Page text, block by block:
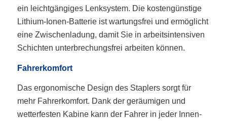
ein leichtgängiges Lenksystem. Die kostengünstige
Lithium-Ionen-Batterie ist wartungsfrei und ermöglicht
eine Zwischenladung, damit Sie in arbeitsintensiven
Schichten unterbrechungsfrei arbeiten können.
Fahrerkomfort
Das ergonomische Design des Staplers sorgt für
mehr Fahrerkomfort. Dank der geräumigen und
wetterfesten Kabine kann der Fahrer in jeder Innen-